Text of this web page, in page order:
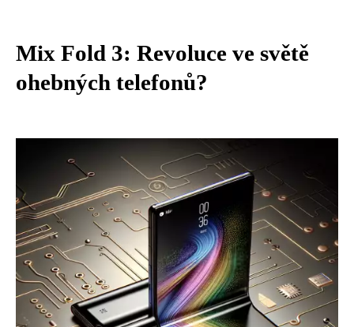
Mix Fold 3: Revoluce ve světě
ohebných telefonů?